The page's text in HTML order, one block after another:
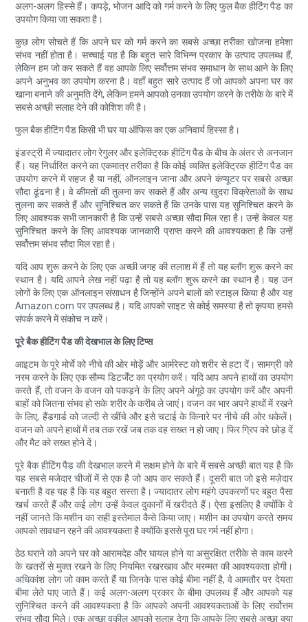
अलग-अलग हिस्से हैं। कपड़े, भोजन आदि को गर्म करने के लिए फुल बैक हीटिंग पैड का
उपयोग किया जा सकता है।
कुछ लोग सोचते हैं कि अपने घर को गर्म करने का सबसे अच्छा तरीका खोजना हमेशा
संभव नहीं होता है। सच्चाई यह है कि बहुत सारे विभिन्न प्रकार के उत्पाद उपलब्ध हैं,
लेकिन हम जो कर सकते हैं वह आपके लिए सर्वोत्तम संभव समाधान के साथ आने के लिए
अपने अनुभव का उपयोग करना है। वहाँ बहुत सारे उत्पाद हैं जो आपको अपना घर का
खाना बनाने की अनुमति देंगे, लेकिन हमने आपको उनका उपयोग करने के तरीके के बारे में
सबसे अच्छी सलाह देने की कोशिश की है।
फुल बैक हीटिंग पैड किसी भी घर या ऑफिस का एक अनिवार्य हिस्सा है।
इंडस्ट्री में ज्यादातर लोग रेगुलर और इलेक्ट्रिक हीटिंग पैड के बीच के अंतर से अनजान
हैं। यह निर्धारित करने का एकमात्र तरीका है कि कोई व्यक्ति इलेक्ट्रिक हीटिंग पैड का
उपयोग करने में सहज है या नहीं, ऑनलाइन जाना और अपने कंप्यूटर पर सबसे अच्छा
सौदा ढूंढना है। वे कीमतों की तुलना कर सकते हैं और अन्य खुदरा विक्रेताओं के साथ
तुलना कर सकते हैं और सुनिश्चित कर सकते हैं कि उनके पास यह सुनिश्चित करने के
लिए आवश्यक सभी जानकारी है कि उन्हें सबसे अच्छा सौदा मिल रहा है। उन्हें केवल यह
सुनिश्चित करने के लिए आवश्यक जानकारी प्राप्त करने की आवश्यकता है कि उन्हें
सर्वोत्तम संभव सौदा मिल रहा है।
यदि आप शुरू करने के लिए एक अच्छी जगह की तलाश में हैं तो यह ब्लॉग शुरू करने का
स्थान है। यदि आपने लेख नहीं पढ़ा है तो यह ब्लॉग शुरू करने का स्थान है। यह उन
लोगों के लिए एक ऑनलाइन संसाधन है जिन्होंने अपने बालों को स्टाइल किया है और यह
Amazon.com पर उपलब्ध है। यदि आपको साइट से कोई समस्या है तो कृपया हमसे
संपर्क करने में संकोच न करें।
पूरे बैक हीटिंग पैड की देखभाल के लिए टिप्स
आइटम के पूरे मोर्चे को नीचे की ओर मोड़ें और आर्मरेस्ट को शरीर से हटा दें। सामग्री को
नरम करने के लिए एक सौम्य डिटर्जेंट का प्रयोग करें। यदि आप अपने हाथों का उपयोग
करते हैं, तो वजन के वजन को पकड़ने के लिए अपने अंगूठे का उपयोग करें और अपनी
बाहों को जितना संभव हो सके शरीर के करीब ले जाएं। वजन का भार अपने हाथों में रखने
के लिए, हैंडगार्ड को जल्दी से खींचे और इसे चटाई के किनारे पर नीचे की ओर धकेलें।
वजन को अपने हाथों में तब तक रखें जब तक वह सख्त न हो जाए। फिर ग्रिप को छोड़ दें
और मैट को सख्त होने दें।
पूरे बैक हीटिंग पैड की देखभाल करने में सक्षम होने के बारे में सबसे अच्छी बात यह है कि
यह सबसे मजेदार चीजों में से एक है जो आप कर सकते हैं। दूसरी बात जो इसे मज़ेदार
बनाती है वह यह है कि यह बहुत सस्ता है। ज्यादातर लोग महंगे उपकरणों पर बहुत पैसा
खर्च करते हैं और कई लोग उन्हें केवल दुकानों में खरीदते हैं। ऐसा इसलिए है क्योंकि वे
नहीं जानते कि मशीन का सही इस्तेमाल कैसे किया जाए। मशीन का उपयोग करते समय
आपको सावधान रहने की आवश्यकता है क्योंकि इससे पूरा घर गर्म नहीं होगा।
ठेठ घराने को अपने घर को आरामदेह और घायल होने या असुरक्षित तरीके से काम करने
के खतरों से मुक्त रखने के लिए नियमित रखरखाव और मरम्मत की आवश्यकता होगी।
अधिकांश लोग जो काम करते हैं या जिनके पास कोई बीमा नहीं है, वे आमतौर पर देयता
बीमा लेते पाए जाते हैं। कई अलग-अलग प्रकार के बीमा उपलब्ध हैं और आपको यह
सुनिश्चित करने की आवश्यकता है कि आपको अपनी आवश्यकताओं के लिए सर्वोत्तम
संभव सौदा मिले। एक अच्छा वकील आपको सलाह देगा कि आपके लिए सबसे अच्छा क्या